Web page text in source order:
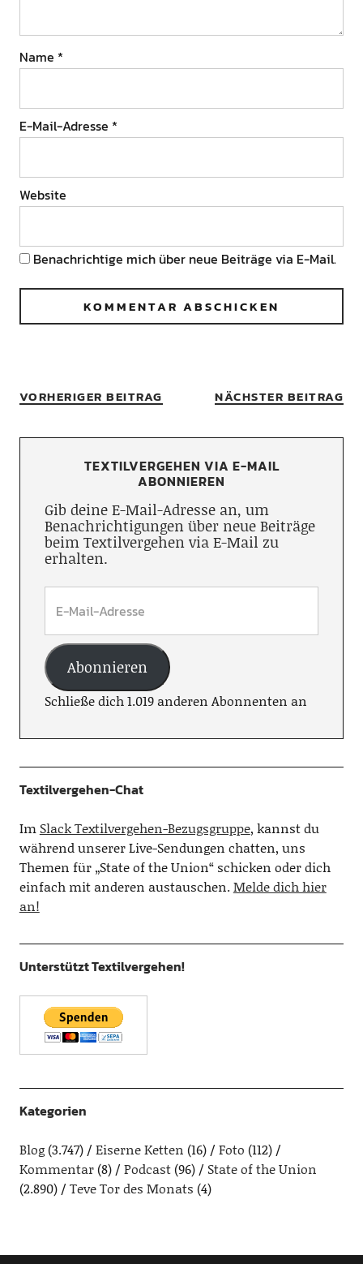
Name *
E-Mail-Adresse *
Website
Benachrichtige mich über neue Beiträge via E-Mail.
VORHERIGER BEITRAG NÄCHSTER BEITRAG
TEXTILVERGEHEN VIA E-MAIL
ABONNIEREN
Gib deine E-Mail-Adresse an, um
Benachrichtigungen über neue Beiträge
beim Textilvergehen via E-Mail zu
erhalten.
Abonnieren
Schließe dich 1.019 anderen Abonnenten an
Textilvergehen-Chat
Im Slack Textilvergehen-Bezugsgruppe, kannst du
während unserer Live-Sendungen chatten, uns
Themen für „State of the Union“ schicken oder dich
einfach mit anderen austauschen.Melde dich hier
an!
Unterstützt Textilvergehen!
Kategorien
Blog(3.747) Eiserne Ketten (16) Foto (112)
Kommentar(8) Podcast(96)
State of the Union
(2.890)
Teve Tor des Monats (4)